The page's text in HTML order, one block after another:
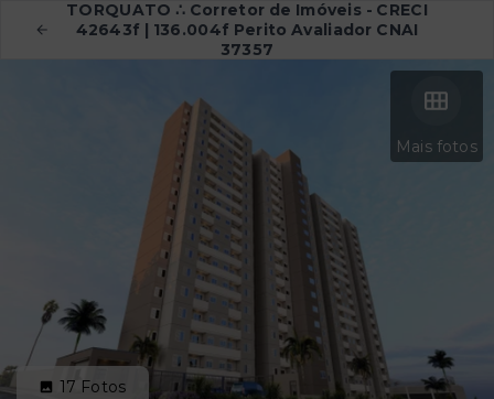
TORQUATO ∴ Corretor de Imóveis - CRECI
42643f | 136.004f Perito Avaliador CNAI
37357
Mais fotos
17 Fotos